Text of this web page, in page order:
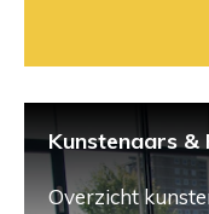
Kunstenaars &
Overzicht